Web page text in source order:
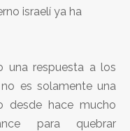
israelí ya ha
una respuesta a los
es solamente una
desde hace mucho
para quebrar